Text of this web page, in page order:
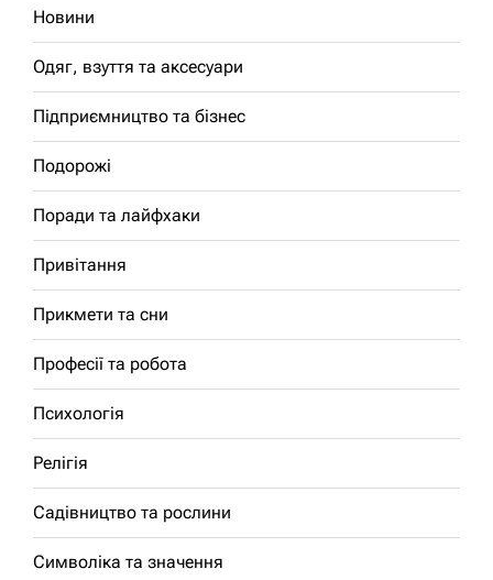
Новини
Одяг, взуття та аксесуари
Підприємництво та бізнес
Подорожі
Поради та лайфхаки
Привітання
Прикмети та сни
Професії та робота
Психологія
Релігія
Садівництво та рослини
Символіка та значення